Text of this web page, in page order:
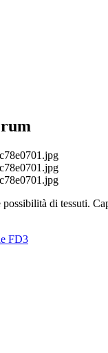
di tessuti.
FD3